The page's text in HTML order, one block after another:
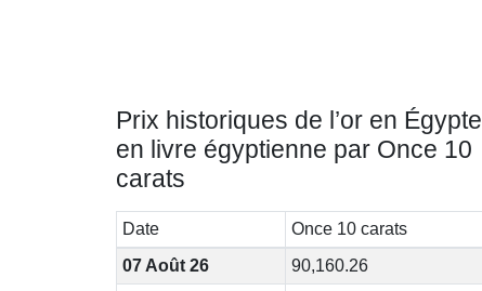
Prix historiques de l’or en Égypte
en livre égyptienne par Once 10
carats
Date
Once 10 carats
07 Août 26
90,160.26